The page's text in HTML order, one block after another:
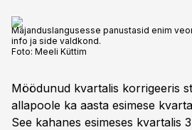
Majanduslangusesse panustasid enim
info ja side valdkond.
Foto: Meeli Küttim
Möödunud kvartalis korrigeeris
allapoole ka aasta esimese
See kahanes esimeses kvartalis